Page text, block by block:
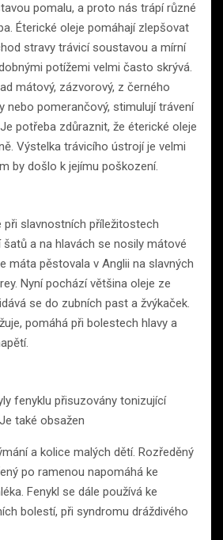
pomalu, a proto nás trápí různé
Éterické oleje pomáhají zlepšovat
stravy trávicí soustavou a mírní
potížemi velmi často skrývá.
mátový, zázvorový, z černého
nebo pomerančový, stimulují trávení
potřeba zdůraznit, že éterické oleje
Výstelka trávicího ústrojí je velmi
by došlo k jejímu poškození.
při slavnostních příležitostech
šatů a na hlavách se nosily mátové
máta pěstovala v Anglii na slavných
Nyní pochází většina oleje ze
se do zubních past a žvýkaček.
pomáhá při bolestech hlavy a
fenyklu přisuzovány tonizující
také obsažen
a kolice malých dětí. Rozředěný
po ramenou napomáhá ke
Fenykl se dále používá ke
bolestí, při syndromu dráždivého